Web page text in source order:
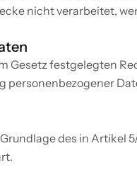
nicht verarbeitet,
Gesetz festgelegten
des in Artikel